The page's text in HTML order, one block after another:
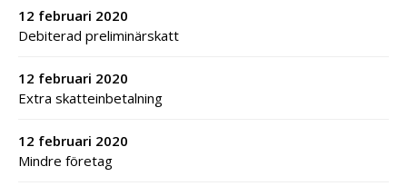
12 februari 2020
Debiterad preliminärskatt
12 februari 2020
Extra skatteinbetalning
12 februari 2020
Mindre företag